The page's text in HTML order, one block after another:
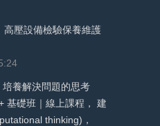
壓設備檢驗保養維護
養解決問題的思考
基礎班｜線上課程， 建
thinking)，